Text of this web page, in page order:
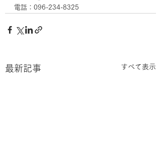
電話：096-234-8325
最新記事 すべて表示